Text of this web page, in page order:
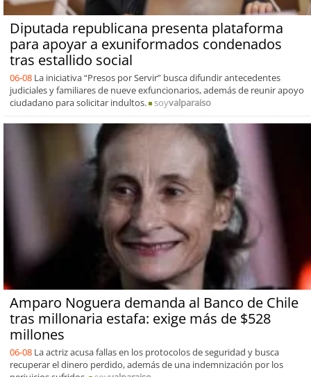
Diputada republicana presenta plataforma
para apoyar a exuniformados condenados
tras estallido social
06-08 La iniciativa “Presos por Servir” busca difundir antecedentes
judiciales y familiares de nueve exfuncionarios, además de reunir apoyo
ciudadano para solicitar indultos.
soyvalparaiso
Amparo Noguera demanda al Banco de Chile
tras millonaria estafa: exige más de $528
millones
06-08 La actriz acusa fallas en los protocolos de seguridad y busca
recuperar el dinero perdido, además de una indemnización por los